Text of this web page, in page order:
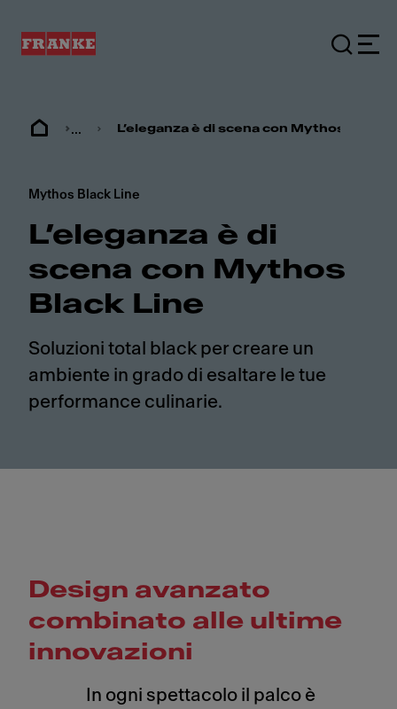
... L’eleganza è di scena con Mythos Black
Mythos Black Line
L’eleganza è di
scena con Mythos
Black Line
Soluzioni total black per creare un
ambiente in grado di esaltare le tue
performance culinarie.
Design avanzato
combinato alle ultime
innovazioni
In ogni spettacolo il palco è